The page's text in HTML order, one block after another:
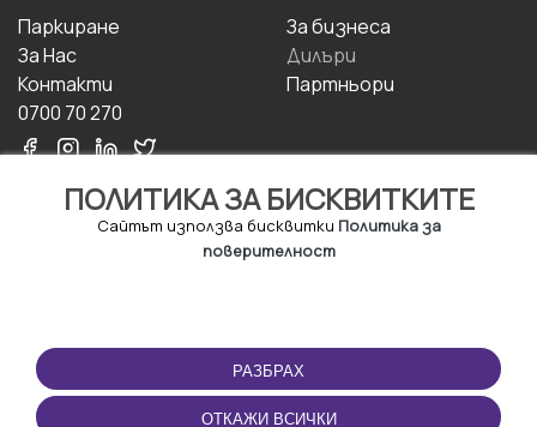
ПОЛИТИКА ЗА БИСКВИТКИТЕ
Сайтът използва бисквитки Политика за
поверителност
РАЗБРАХ
ОТКАЖИ ВСИЧКИ
Паркиране
За Hас
Контакти
0700 70 270
За бизнесa
Дилъри
Партньори
ПОЛЗВАНЕ
Правила и условия за
ползване
ПРИЛОЖЕНИЕТО